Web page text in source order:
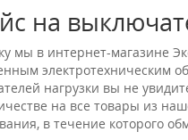
на
мы в интернет-магазине
электротехническим
нагрузки вы не
на все товары из
в течение которого